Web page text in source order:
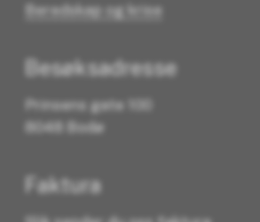
Beredskap og krise
Besøksadresse
Prinsens gate 100
8048 Bodø
Faktura